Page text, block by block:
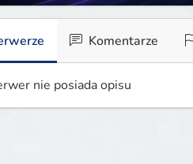
Komentarze
nie posiada opisu